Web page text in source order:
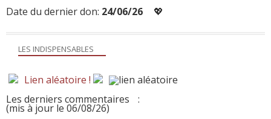
LES INDISPENSABLES
Lien aléatoire !
Les derniers commentaires
:
(mis à jour le 06/08/26)
Date du dernier don: 24/06/26 💖